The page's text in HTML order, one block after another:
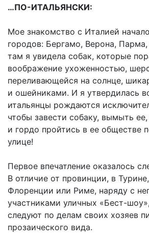
…ПО-ИТАЛЬЯНСКИ:
Мое знакомство с Италией
городов: Бергамо, Верона,
там я увидела собак, которые
воображение ухоженностью,
переливающейся на солнце,
и ошейниками. И я утвердилась
итальянцы рождаются
чтобы завести собаку, вымыть ее,
и гордо пройтись в ее обществе
улице!
Первое впечатление оказалось
В отличие от провинции, в
Флоренции или Риме, наряду с
участниками уличных «Бест-
следуют по делам своих хозяев
прозаического вида.